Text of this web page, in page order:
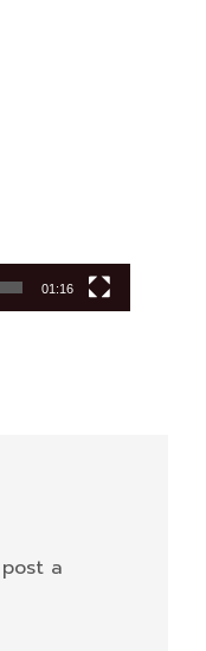
01:16
a